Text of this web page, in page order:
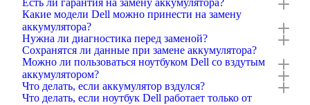
Какие модели Dell можно принести на замену
аккумулятора?
Нужна ли диагностика перед заменой?
Сохранятся ли данные при замене аккумулятора?
Можно ли пользоваться ноутбуком Dell со вздутым
аккумулятором?
Что делать, если аккумулятор вздулся?
Что делать, если ноутбук Dell работает только от